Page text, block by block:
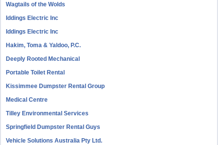
Wagtails of the Wolds
Iddings Electric Inc
Iddings Electric Inc
Hakim, Toma & Yaldoo, P.C.
Deeply Rooted Mechanical
Portable Toilet Rental
Kissimmee Dumpster Rental Group
Medical Centre
Tilley Environmental Services
Springfield Dumpster Rental Guys
Vehicle Solutions Australia Pty Ltd.